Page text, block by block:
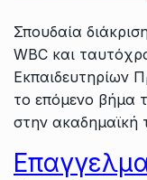
Σπουδαία
WBC και
Εκπαιδευτηρίων
το επόμενο βήμα
στην ακαδημαϊκή